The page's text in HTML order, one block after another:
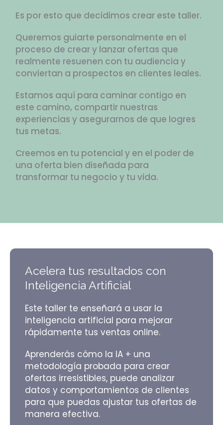
Es por esto que decidimos crear este taller.
Queremos guiarte personalmente en el
proceso de crear y lanzar ofertas que
realmente resuenen con tu audiencia y
conviertan a prospectos en clientes leales.
Estamos aquí para caminar contigo en
este camino, compartir nuestras
experiencias y asegurarnos de que logres
tus metas.
Creemos en tu potencial y en el poder de
una oferta bien diseñada para
transformar tu negocio y tu vida.
Acelera tus resultados con
Inteligencia Artificial
Este taller te enseñará a usar la
inteligencia artificial para mejorar
rápidamente tus ventas online.
Aprenderás cómo la IA + una
metodología probada para crear
ofertas irresistibles, puede analizar
datos y comportamientos de clientes
para que puedas ajustar tus ofertas de
manera efectiva.